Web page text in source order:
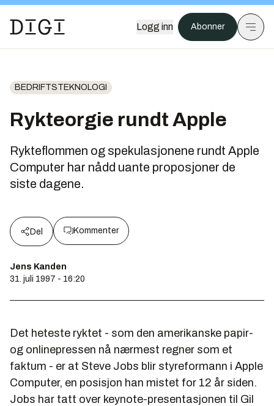
Logg inn Abonner
BEDRIFTSTEKNOLOGI
Rykteorgie rundt Apple
Rykteflommen og spekulasjonene rundt Apple
Computer har nådd uante proposjoner de
siste dagene.
Del Kommenter
Jens Kanden
31. juli 1997 - 16:20
Det heteste ryktet - som den amerikanske papir-
og onlinepressen nå nærmest regner som et
faktum - er at Steve Jobs blir styreformann i Apple
Computer, en posisjon han mistet for 12 år siden.
Jobs har tatt over keynote-presentasjonen til Gil